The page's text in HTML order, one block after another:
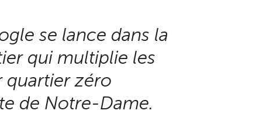
se lance dans la
qui multiplie les
quartier zéro
de Notre-Dame.